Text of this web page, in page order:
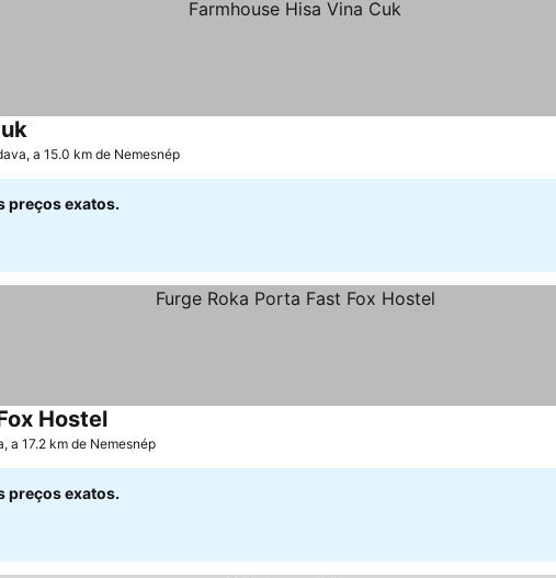
Ver preços
a 15.0 km de Nemesnép
preços exatos.
HostelVer preços
a 17.2 km de Nemesnép
preços exatos.